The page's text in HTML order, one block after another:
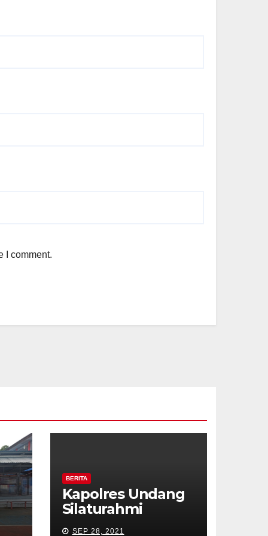
I comment.
BERITA
Kapolres Undang
Silaturahmi
Wartawan
SEP 28, 2021